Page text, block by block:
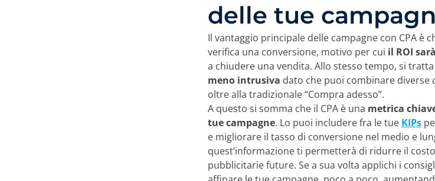
delle tue
Il vantaggio principale delle campagne con CPA è
verifica una conversione, motivo per cui il ROI
a chiudere una vendita. Allo stesso tempo, si
meno intrusiva dato che puoi combinare diverse
oltre alla tradizionale “Compra adesso”.
A questo si somma che il CPA è una metrica
tue campagne. Lo puoi includere fra le tue KIPs
e migliorare il tasso di conversione nel medio e
quest’informazione ti permetterà di ridurre il
pubblicitarie future. Se a sua volta applichi i